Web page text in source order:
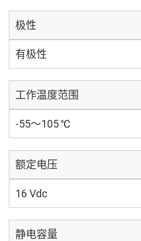
极性
有极性
工作温度范围
-55～105 ℃
额定电压
16 Vdc
静电容量